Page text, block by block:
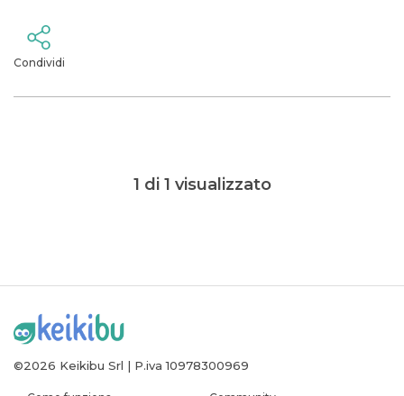
Condividi
1 di 1 visualizzato
©2026 Keikibu Srl | P.iva 10978300969